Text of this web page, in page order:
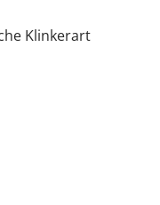
Klinkerart